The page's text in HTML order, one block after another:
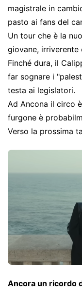
magistrale in
pasto ai fans del
Un tour che è la
giovane,
Finché dura, il
far sognare i
testa ai legislatori.
Ad Ancona il circo
furgone è
Verso la prossima
Ancora un ricordo